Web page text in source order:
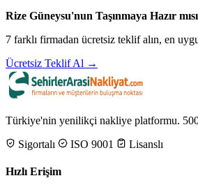
Rize Güneysu'nun Taşınmaya Hazır
7 farklı firmadan ücretsiz teklif alın, en
Ücretsiz Teklif Al →
Türkiye'nin yenilikçi nakliye platformu.
Sigortalı
ISO 9001 Lisanslı
Hızlı Erişim